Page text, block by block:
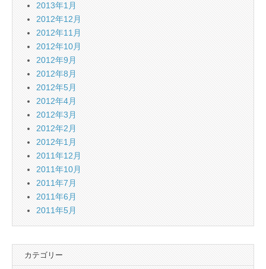
2013年1月
2012年12月
2012年11月
2012年10月
2012年9月
2012年8月
2012年5月
2012年4月
2012年3月
2012年2月
2012年1月
2011年12月
2011年10月
2011年7月
2011年6月
2011年5月
カテゴリー